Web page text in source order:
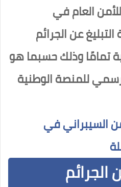
العام في
عن الجرائم
تمامًا وذلك حسبما هو
للمنصة الوطنية
السيبراني في
الجرائم